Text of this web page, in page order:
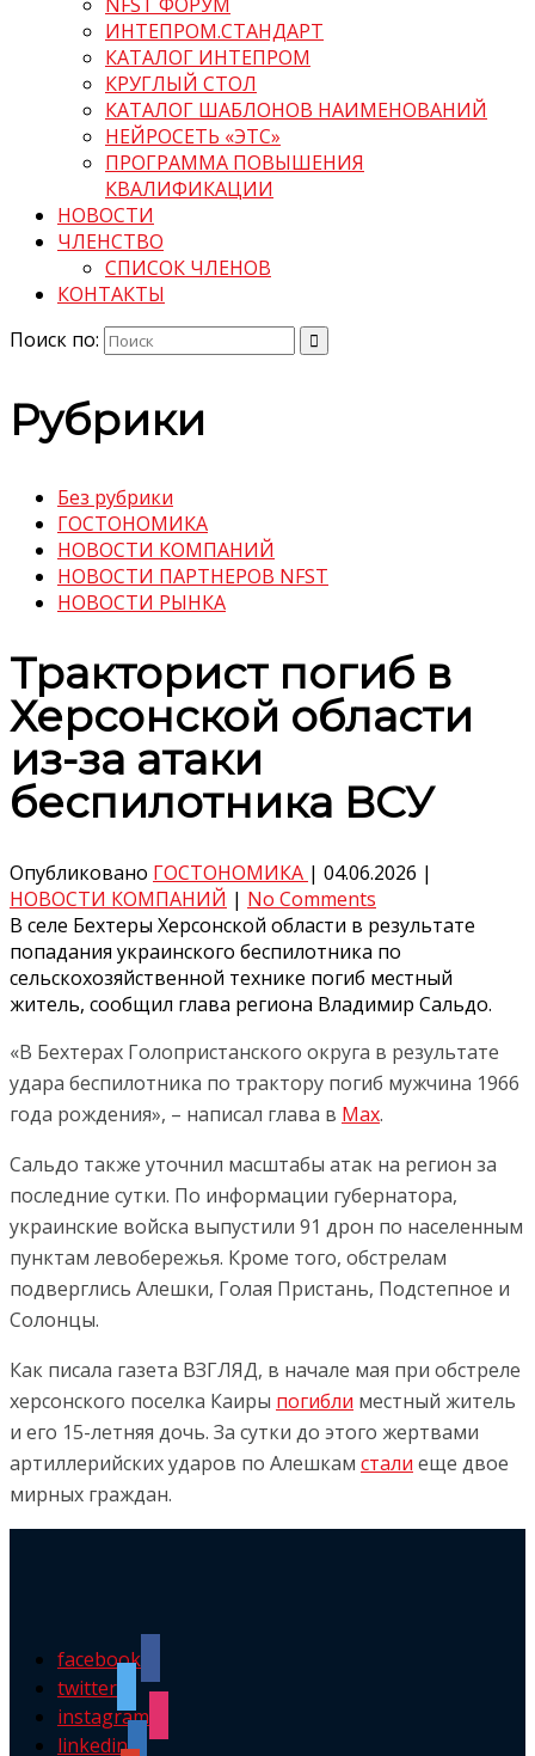
ИНТЕПРОМ.СТАНДАРТ
КАТАЛОГ ИНТЕПРОМ
КРУГЛЫЙ СТОЛ
КАТАЛОГ ШАБЛОНОВ НАИМЕНОВАНИЙ
НЕЙРОСЕТЬ «ЭТС»
ПРОГРАММА ПОВЫШЕНИЯ
КВАЛИФИКАЦИИ
НОВОСТИ
ЧЛЕНСТВО
СПИСОК ЧЛЕНОВ
КОНТАКТЫ
Поиск по:
Рубрики
Без рубрики
ГОСТОНОМИКА
НОВОСТИ КОМПАНИЙ
НОВОСТИ ПАРТНЕРОВ NFST
НОВОСТИ РЫНКА
Тракторист погиб в
Херсонской области
из-за атаки
беспилотника ВСУ
Опубликовано ГОСТОНОМИКА | 04.06.2026 |
НОВОСТИ КОМПАНИЙ | No Comments
В селе Бехтеры Херсонской области в результате
попадания украинского беспилотника по
сельскохозяйственной технике погиб местный
житель, сообщил глава региона Владимир Сальдо.
«В Бехтерах Голопристанского округа в результате
удара беспилотника по трактору погиб мужчина 1966
года рождения», – написал глава в Max.
Сальдо также уточнил масштабы атак на регион за
последние сутки. По информации губернатора,
украинские войска выпустили 91 дрон по населенным
пунктам левобережья. Кроме того, обстрелам
подверглись Алешки, Голая Пристань, Подстепное и
Солонцы.
Как писала газета ВЗГЛЯД, в начале мая при обстреле
херсонского поселка Каиры погибли местный житель
и его 15-летняя дочь. За сутки до этого жертвами
артиллерийских ударов по Алешкам стали еще двое
мирных граждан.
facebook
twitter
instagram
linkedin